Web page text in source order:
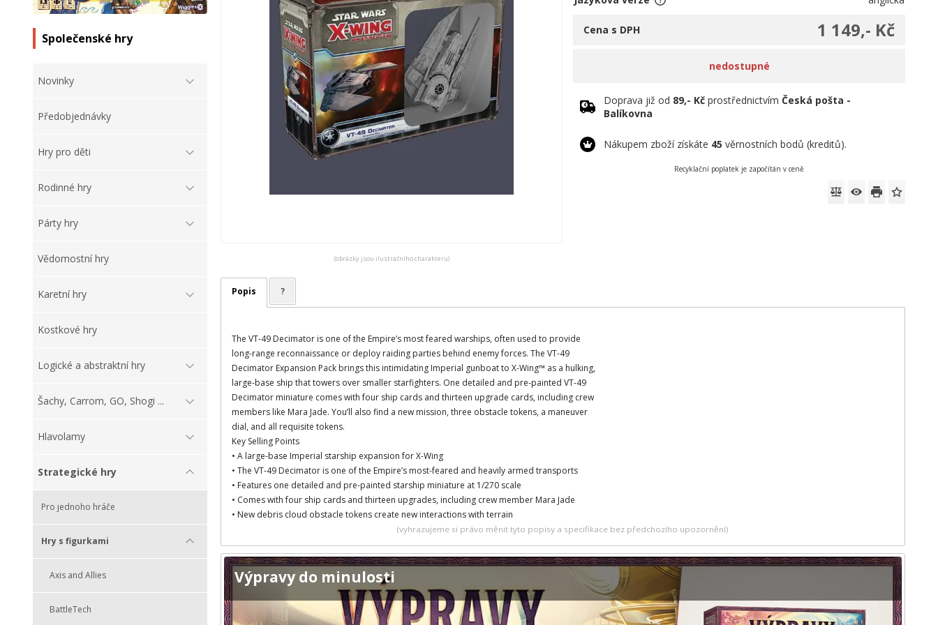
Společenské hry
Novinky
Předobjednávky
Hry pro děti
Rodinné hry
Párty hry
Vědomostní hry
Karetní hry
Kostkové hry
Logické a abstraktní hry
Šachy, Carrom, GO, Shogi ...
Hlavolamy
Strategické hry
Pro jednoho hráče
Hry s figurkami
Axis and Allies
BattleTech
(obrázky jsou ilustračního charakteru)
1 149,- Kč
Cena s DPH
nedostupné
Doprava již od 89,- Kč prostřednictvímČeská pošta -
Balíkovna
Nákupem zboží získáte 45 věrnostních bodů (kreditů).
Recyklační poplatek je započítán v ceně
Popis ?
The VT-49 Decimator is one of the Empire’s most feared warships, often used to provide
long-range reconnaissance or deploy raiding parties behind enemy forces. The VT-49
Decimator Expansion Pack brings this intimidating Imperial gunboat to X-Wing™ as a hulking,
large-base ship that towers over smaller starfighters. One detailed and pre-painted VT-49
Decimator miniature comes with four ship cards and thirteen upgrade cards, including crew
members like Mara Jade. You’ll also find a new mission, three obstacle tokens, a maneuver
dial, and all requisite tokens.
Key Selling Points
• A large-base Imperial starship expansion for X-Wing
• The VT-49 Decimator is one of the Empire’s most-feared and heavily armed transports
• Features one detailed and pre-painted starship miniature at 1/270 scale
• Comes with four ship cards and thirteen upgrades, including crew member Mara Jade
• New debris cloud obstacle tokens create new interactions with terrain
(vyhrazujeme si právo měnit tyto popisy a specifikace bez předchozího upozornění)
Výpravy do minulosti